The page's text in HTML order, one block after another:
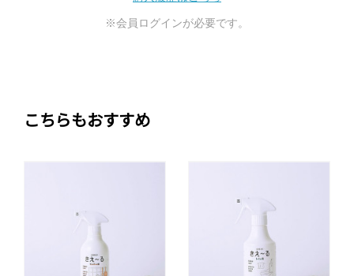
※会員ログインが必要です。
こちらもおすすめ